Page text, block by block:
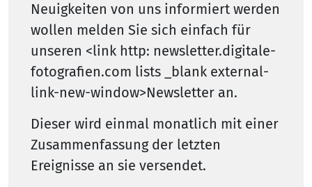
Neuigkeiten von uns informiert werden
wollen melden Sie sich einfach für
unseren <link http: newsletter.digitale-
fotografien.com lists _blank external-
link-new-window>Newsletter an.
Dieser wird einmal monatlich mit einer
Zusammenfassung der letzten
Ereignisse an sie versendet.